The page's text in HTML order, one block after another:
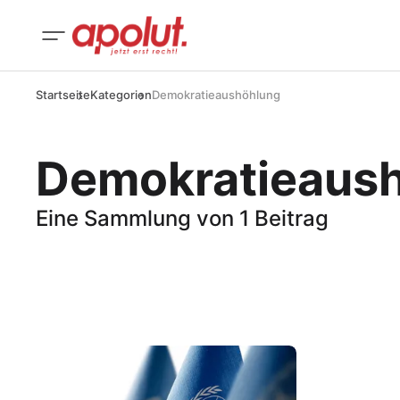
StartseiteKategorienDemokratieaushöhlung
Eine Sammlung von 1 Beitrag